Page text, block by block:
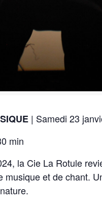
| Samedi 23
min
la Cie La Rotule
musique et de chant.